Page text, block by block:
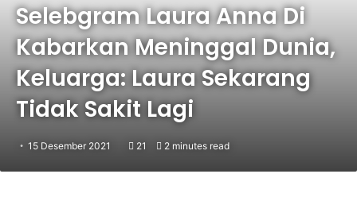
Selebgram Laura Anna Di
Kabarkan Meninggal Dunia,
Keluarga: Laura Sekarang
Tidak Sakit Lagi
15 Desember 2021 21 2 minutes read